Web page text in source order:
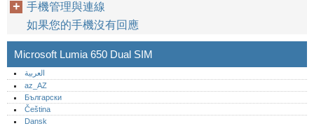
手機管理與連線
如果您的手機沒有回應
Microsoft Lumia 650 Dual SIM
العربية
az_AZ
Български
Čeština
Dansk